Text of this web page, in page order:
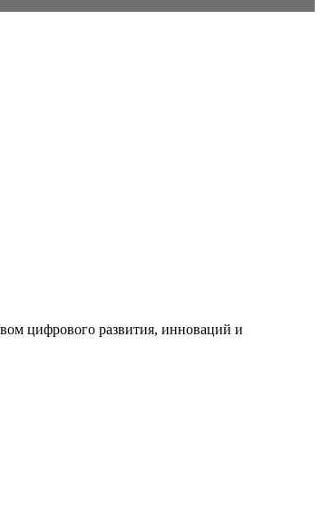
цифрового развития, инноваций и